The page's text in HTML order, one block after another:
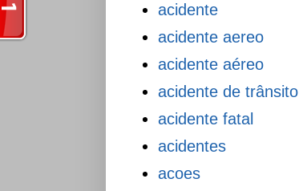
acidente
acidente aereo
acidente aéreo
acidente de trânsito
acidente fatal
acidentes
acoes